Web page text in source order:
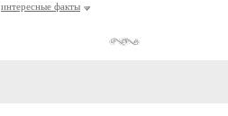
интересные факты